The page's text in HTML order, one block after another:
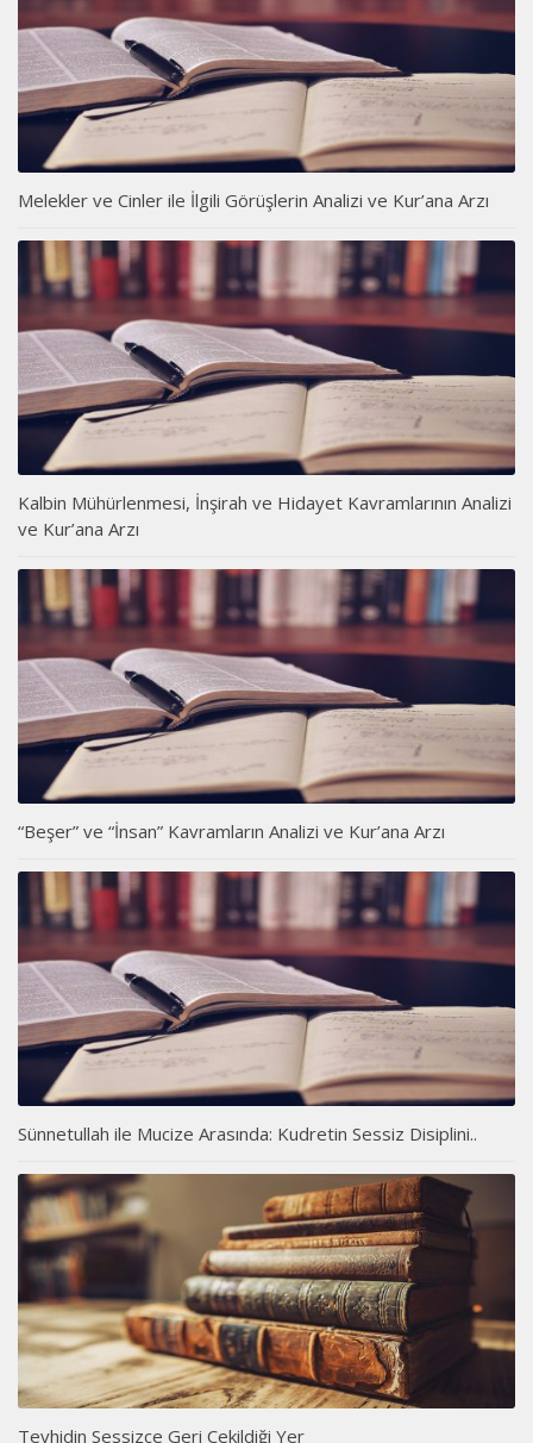
Melekler ve Cinler ile İlgili Görüşlerin Analizi ve Kur’ana Arzı
Kalbin Mühürlenmesi, İnşirah ve Hidayet Kavramlarının Analizi
ve Kur’ana Arzı
“Beşer” ve “İnsan” Kavramların Analizi ve Kur’ana Arzı
Sünnetullah ile Mucize Arasında: Kudretin Sessiz Disiplini..
Tevhidin Sessizce Geri Çekildiği Yer